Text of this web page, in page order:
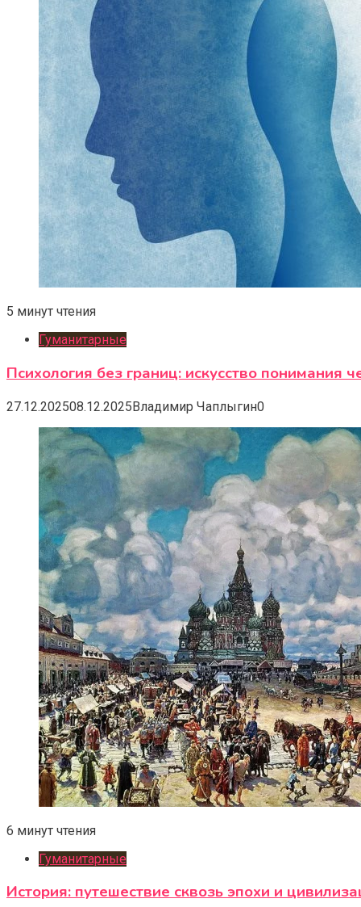
5 минут чтения
Гуманитарные
Психология без границ: искусство понимания
27.12.202508.12.2025Владимир Чаплыгин0
6 минут чтения
Гуманитарные
История: путешествие сквозь эпохи и